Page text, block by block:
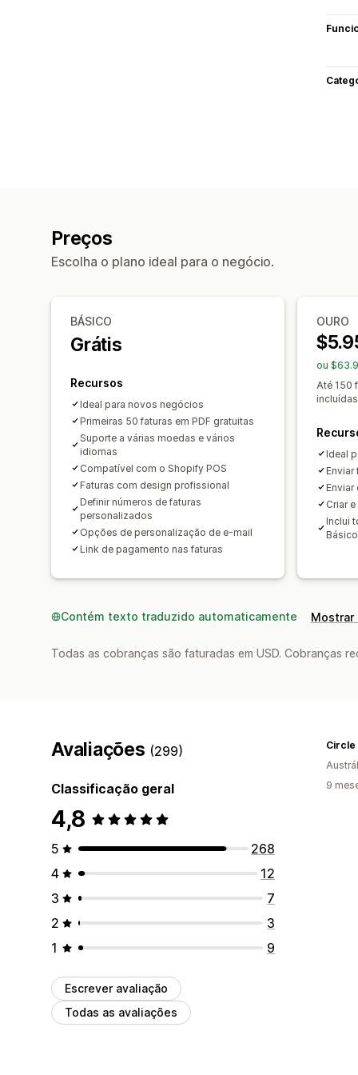
Preços
Escolha o plano ideal para o negócio.
BÁSICO
Grátis
Recursos
Ideal para novos negócios
Primeiras 50 faturas em PDF gratuitas
Suporte a várias moedas e vários
idiomas
Compatível com o Shopify POS
Faturas com design profissional
Definir números de faturas
personalizados
Opções de personalização de e-mail
Link de pagamento nas faturas
OURO
ou
Até 150
Ideal
Enviar
Enviar
Criar
Inclui
Básico
Contém texto traduzido automaticamente Mostrar
Todas as cobranças são faturadas em USD. Cobranças
Avaliações (299)
Classificação geral
4,8
5
268
4
12
3
7
2
3
1
9
Escrever avaliação
Todas as avaliações
Circle
9